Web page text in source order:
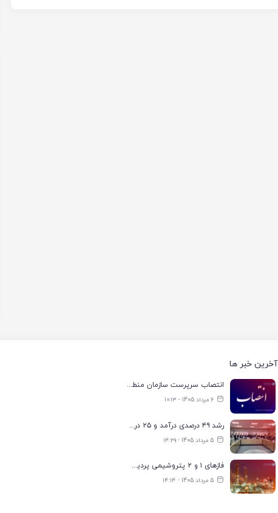
آخرین خبر ها
انتصاب سرپرست سازمان منطقه ویژه اقتصادی انرژی پارس
6 مرداد 1405 - ۱۰:۱۳
رشد ۴۹ درصدی درآمد و ۲۵ درصدی سود خالص؛ بیدبلند خلیج‌فارس سال ۱۴۰۴ را با رکوردهای جدید به پایان رساند
5 مرداد 1405 - ۱۴:۲۹
فازهای ۱ و ۲ پتروشیمی پردیس با ۸۵ درصد ظرفیت به مدار تولید بازگشتند
5 مرداد 1405 - ۱۴:۱۴